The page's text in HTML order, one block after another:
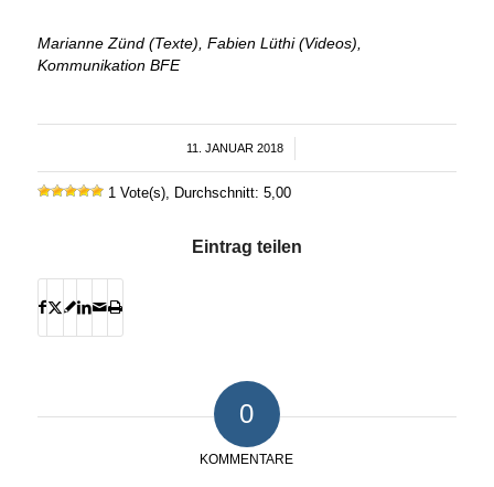
Marianne Zünd (Texte), Fabien Lüthi (Videos),
Kommunikation BFE
11. JANUAR 2018
/
1 Vote(s), Durchschnitt: 5,00
Eintrag teilen
0
KOMMENTARE